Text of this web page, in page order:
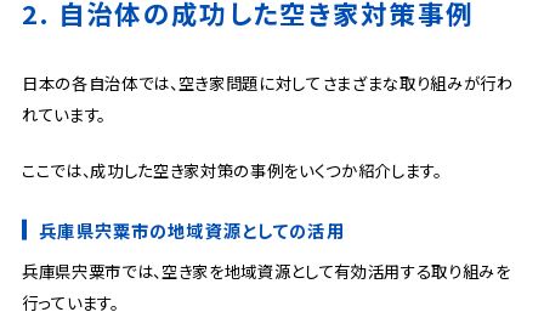
2. 自治体の成功した空き家対策事例
日本の各自治体では、空き家問題に対してさまざまな取り組みが行わ
れています。
ここでは、成功した空き家対策の事例をいくつか紹介します。
兵庫県宍粟市の地域資源としての活用
兵庫県宍粟市では、空き家を地域資源として有効活用する取り組みを
行っています。